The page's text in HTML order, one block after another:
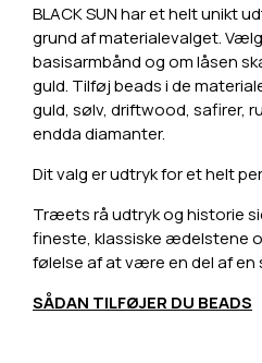
BLACK SUN har et helt unikt
grund af materialevalget.
basisarmbånd og om låsen
guld. Tilføj beads i de
guld, sølv, driftwood, safirer,
endda diamanter.
Dit valg er udtryk for et helt
Træets rå udtryk og historie
fineste, klassiske ædelstene
følelse af at være en del af
SÅDAN TILFØJER DU BEADS